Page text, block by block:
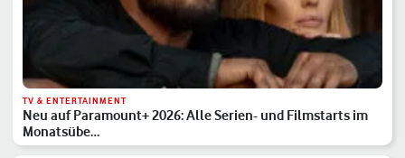
TV & ENTERTAINMENT
Neu auf Paramount+ 2026: Alle Serien- und Filmstarts im
Monatsübe…